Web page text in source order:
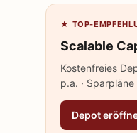
★ TOP-
Scalable
Kostenfreies
p.a. ·
Depot